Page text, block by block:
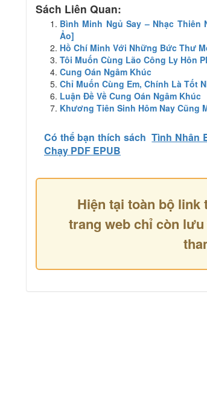
Sách Liên Quan:
Bình Minh Ngủ Say – Nhạc
Ảo]
Hồ Chí Minh Với Những Bức Thư
Tôi Muốn Cùng Lão Công Ly Hôn
Cung Oán Ngâm Khúc
Chỉ Muốn Cùng Em, Chính Là Tốt
Luận Đề Về Cung Oán Ngâm Khúc
Khương Tiên Sinh Hôm Nay Cũng
Có thể bạn thích sách Tình Nhân
Chạy PDF EPUB
Hiện tại toàn bộ
trang web chỉ còn